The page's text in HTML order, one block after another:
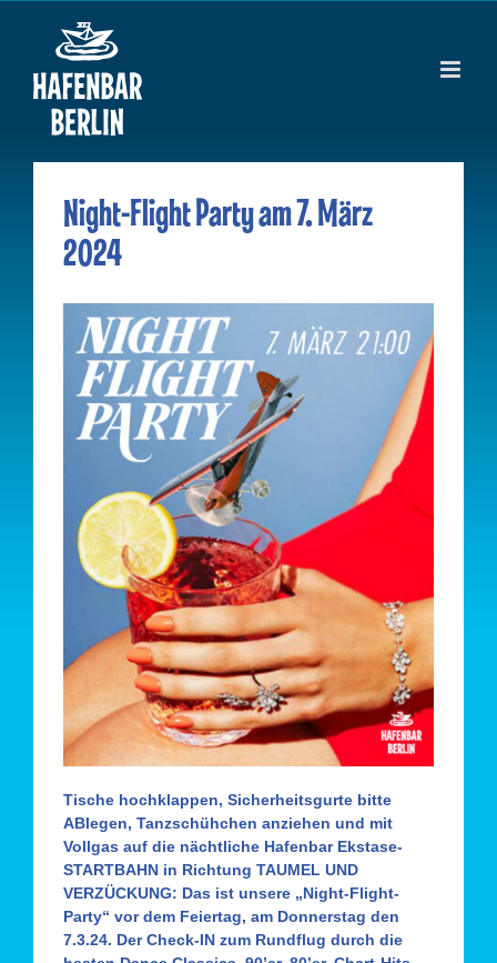
springen
Night-Flight Party am 7. März
2024
Tische hochklappen, Sicherheitsgurte bitte
ABlegen, Tanzschühchen anziehen und mit
Vollgas auf die nächtliche Hafenbar Ekstase-
STARTBAHN in Richtung TAUMEL UND
VERZÜCKUNG: Das ist unsere „Night-Flight-
Party“ vor dem Feiertag, am Donnerstag den
7.3.24. Der Check-IN zum Rundflug durch die